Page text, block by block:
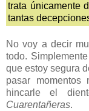
trata únicamente
tantas
No voy a decir
todo.
que estoy segura
pasar momentos
hincarle el
Cuarentañeras.